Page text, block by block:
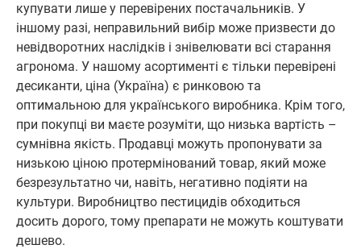
купувати лише у перевірених постачальників. У
іншому разі, неправильний вибір може призвести до
невідворотних наслідків і знівелювати всі старання
агронома. У нашому асортименті є тільки перевірені
десиканти, ціна (Україна) є ринковою та
оптимальною для українського виробника. Крім того,
при покупці ви маєте розуміти, що низька вартість –
сумнівна якість. Продавці можуть пропонувати за
низькою ціною протермінований товар, який може
безрезультатно чи, навіть, негативно подіяти на
культури. Виробництво пестицидів обходиться
досить дорого, тому препарати не можуть коштувати
дешево.